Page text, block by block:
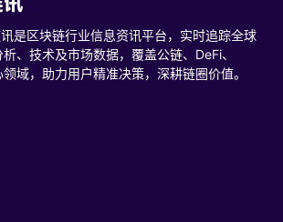
是区块链行业信息资讯平台，实时追踪全球
、技术及市场数据，覆盖公链、DeFi、
域，助力用户精准决策，深耕链圈价值。